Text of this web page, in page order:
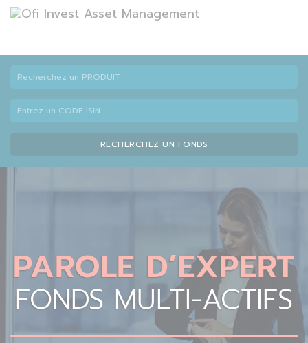
RECHERCHEZ UN FONDS
PAROLE D’EXPERT
FONDS MULTI-ACTIFS